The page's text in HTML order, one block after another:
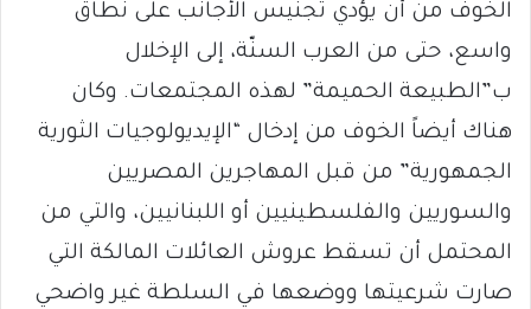
الخوف من أن يؤدي تجنيس الأجانب على نطاق
واسع، حتى من العرب السنّة، إلى الإخلال
ب”الطبيعة الحميمة” لهذه المجتمعات. وكان
هناك أيضاً الخوف من إدخال “الإيديولوجيات الثورية
الجمهورية” من قبل المهاجرين المصريين
والسوريين والفلسطينيين أو اللبنانيين، والتي من
المحتمل أن تسقط عروش العائلات المالكة التي
صارت شرعيتها ووضعها في السلطة غير واضحي